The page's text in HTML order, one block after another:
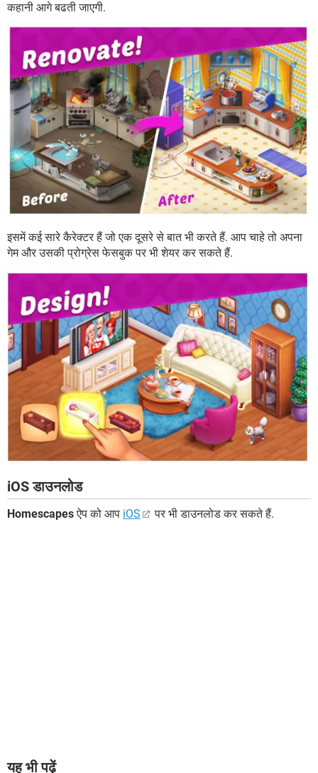
कहानी आगे बढती जाएगी.
इसमें कई सारे कैरेक्टर हैं जो एक दूसरे से बात भी करते हैं. आप चाहे तो अपना
गेम और उसकी प्रोग्रेस फेसबुक पर भी शेयर कर सकते हैं.
iOS डाउनलोड
Homescapesऐप को आप iOS पर भी डाउनलोड कर सकते हैं.
यह भी पढ़ें